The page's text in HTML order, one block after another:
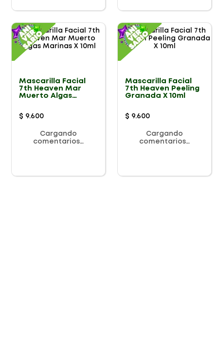
Mascarilla Facial
7th Heaven Mar
Muerto Algas
$ 9.600
Cargando
comentarios…
Mascarilla Facial
7th Heaven Peeling
Granada X 10ml
$ 9.600
Cargando
comentarios…